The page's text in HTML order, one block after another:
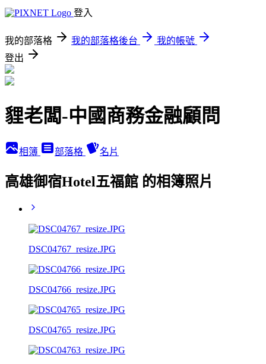
登入
我的部落格 我的部落格後台
我的帳號
登出
貍老闆-中國商務金融顧問
相簿 部落格 名片
高雄御宿Hotel五福館 的相簿照片
DSC04767_resize.JPG
DSC04766_resize.JPG
DSC04765_resize.JPG